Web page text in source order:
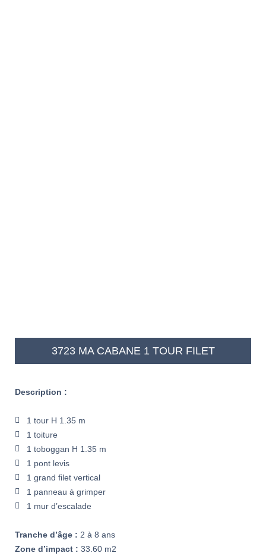
3723 MA CABANE 1 TOUR FILET
Description :
1 tour H 1.35 m
1 toiture
1 toboggan H 1.35 m
1 pont levis
1 grand filet vertical
1 panneau à grimper
1 mur d’escalade
Tranche d’âge : 2 à 8 ans
Zone d’impact : 33.60 m2